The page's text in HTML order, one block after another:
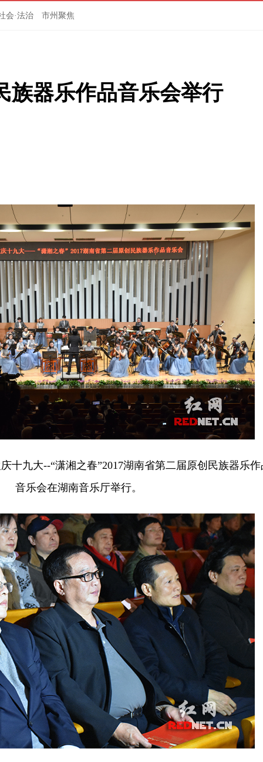
会·法治 市州聚焦
族器乐作品音乐会举行
十九大--“潇湘之春”2017湖南省第二届原创民族器乐作
音乐会在湖南音乐厅举行。